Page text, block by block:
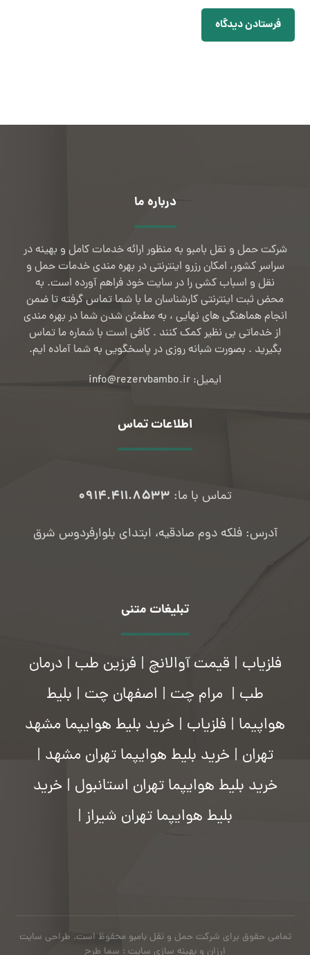
فرستادن دیدگاه
درباره ما
شرکت حمل و نقل بامبو به منظور ارائه خدمات کامل و بهینه در
سراسر کشور، امکان رزرو اینترنتی در بهره مندی خدمات حمل و
نقل و اسباب کشی را در سایت خود فراهم آورده است. به
محض ثبت اینترنتی کارشناسان ما با شما تماس گرفته تا ضمن
انجام هماهنگی های نهایی ، به مطمئن شدن شما در بهره مندی
از خدماتی بی نظیر کمک کنند . کافی است با شماره ما تماس
بگیرید . بصورت شبانه روزی در پاسخگویی به شما آماده ایم.
ایمیل: info@rezervbambo.ir
اطلاعات تماس
تماس با ما: ۰۹۱۴.۴۱۱.۸۵۳۳
آدرس: فلکه دوم صادقیه، ابتدای بلوارفردوس شرق
تبلیغات متنی
فلزیاب | قیمت آوالانچ | فرزین طب |درمان
طب | مرام چت | اصفهان چت | بلیط
هواپیما | فلزیاب | خرید بلیط هوایپما مشهد
تهران | خرید بلیط هوایپما تهران مشهد |
خرید بلیط هوایپما تهران استانبول | خرید
بلیط هوایپما تهران شیراز |
تمامی حقوق برای شرکت حمل و نقل بامبو محفوظ است. طراحی سایت